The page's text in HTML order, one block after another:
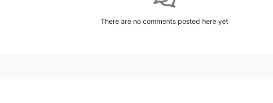
There are no comments posted here yet